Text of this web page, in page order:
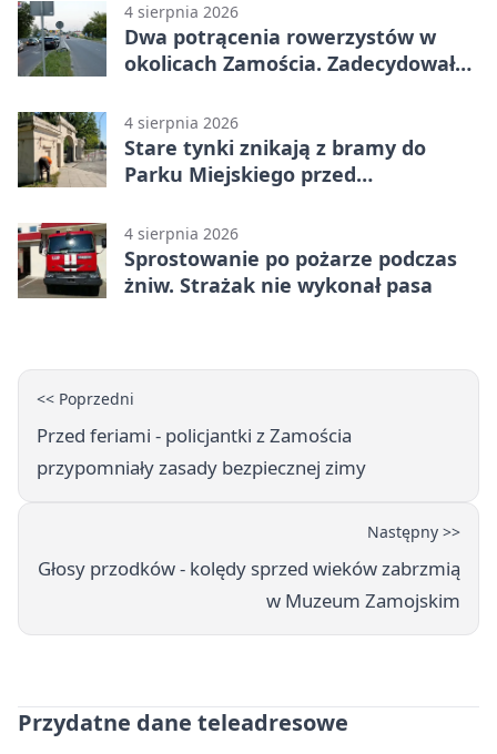
4 sierpnia 2026
Dwa potrącenia rowerzystów w
okolicach Zamościa. Zadecydowało
4 sierpnia 2026
Stare tynki znikają z bramy do
Parku Miejskiego przed
4 sierpnia 2026
Sprostowanie po pożarze podczas
żniw. Strażak nie wykonał pasa
<< Poprzedni
Przed feriami - policjantki z Zamościa
przypomniały zasady bezpiecznej zimy
Następny >>
Głosy przodków - kolędy sprzed wieków zabrzmią
w Muzeum Zamojskim
Przydatne dane teleadresowe